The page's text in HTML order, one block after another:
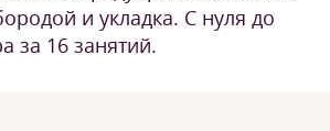
и укладка. С нуля до
за 16 занятий.